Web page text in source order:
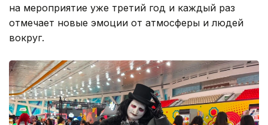
на мероприятие уже третий год и каждый раз
отмечает новые эмоции от атмосферы и людей
вокруг.